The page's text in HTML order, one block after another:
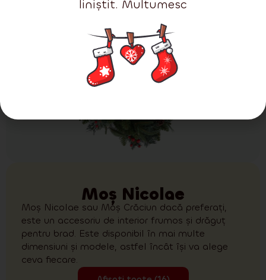
Moș Nicolae
Moș Nicolae sau Moș Crăciun dacă preferați,
este un accesoriu de interior frumos și drăguț
pentru brad. Este disponibil în mai multe
dimensiuni și modele, astfel încât își va alege
ceva fiecare.
liniștit. Multumesc